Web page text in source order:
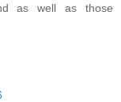
as well as those